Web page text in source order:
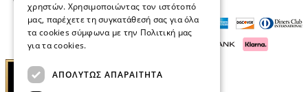
χρηστών. Χρησιμοποιώντας τον ιστότοπό
μας, παρέχετε τη συγκατάθεσή σας για όλα
τα cookies σύμφωνα με την Πολιτική μας
για τα cookies.
ΑΠΟΛΎΤΩΣ ΑΠΑΡΑΊΤΗΤΑ